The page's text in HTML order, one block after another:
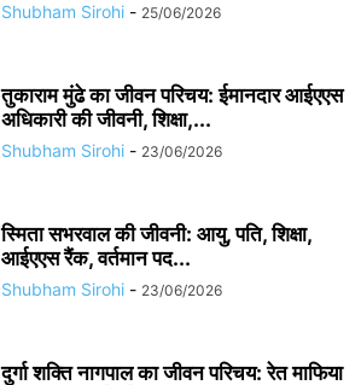
Shubham Sirohi - 25/06/2026
तुकाराम मुंढे का जीवन परिचय: ईमानदार आईएएस
अधिकारी की जीवनी, शिक्षा,...
Shubham Sirohi - 23/06/2026
स्मिता सभरवाल की जीवनी: आयु, पति, शिक्षा,
आईएएस रैंक, वर्तमान पद...
Shubham Sirohi - 23/06/2026
दुर्गा शक्ति नागपाल का जीवन परिचय: रेत माफिया